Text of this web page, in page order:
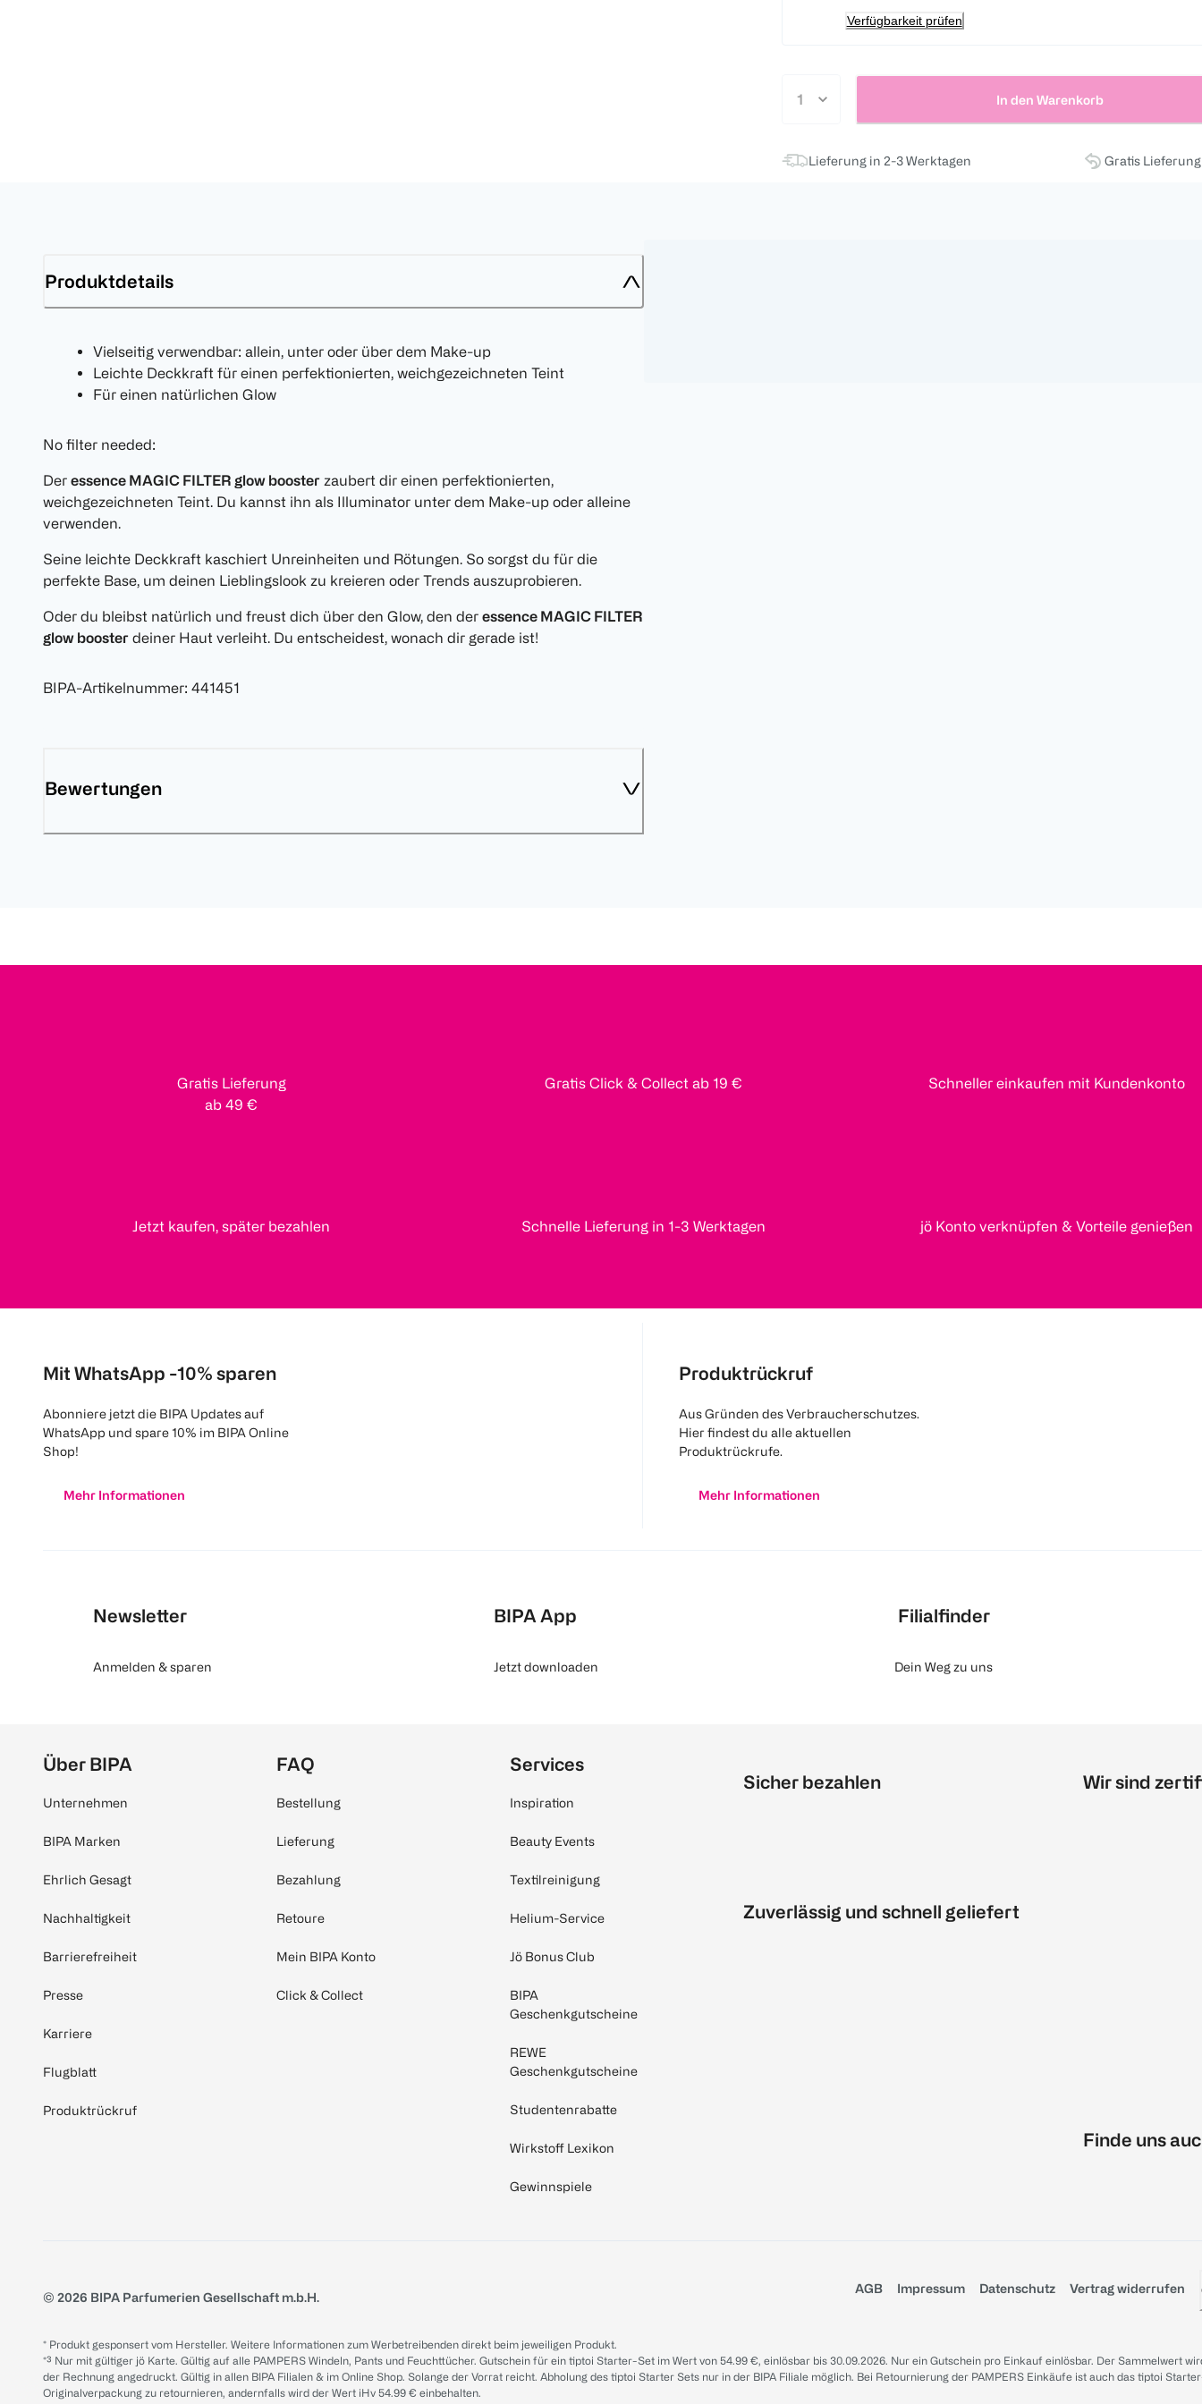
Verfügbarkeit prüfen
In den Warenkorb
Lieferung in 2-3 Werktagen Gratis
Produktdetails
Vielseitig verwendbar: allein, unter oder über dem Make-up
Leichte Deckkraft für einen perfektionierten, weichgezeichneten Teint
Für einen natürlichen Glow
No filter needed:
Der essence MAGIC FILTER glow booster zaubert dir einen perfektionierten,
weichgezeichneten Teint. Du kannst ihn als Illuminator unter dem Make-up oder alleine
verwenden.
Seine leichte Deckkraft kaschiert Unreinheiten und Rötungen. So sorgst du für die
perfekte Base, um deinen Lieblingslook zu kreieren oder Trends auszuprobieren.
Oder du bleibst natürlich und freust dich über den Glow, den der essence MAGIC FILTER
glow booster deiner Haut verleiht. Du entscheidest, wonach dir gerade ist!
BIPA-Artikelnummer: 441451
Bewertungen
Gratis Lieferung
ab 49 €
Gratis Click & Collect ab 19 € Schneller einkaufen mit Kundenkonto
Jetzt kaufen, später bezahlen Schnelle Lieferung in 1-3 Werktagen jö Konto verknüpfen & Vorteile genießen
Mit WhatsApp -10% sparen
Abonniere jetzt die BIPA Updates auf
WhatsApp und spare 10% im BIPA Online
Shop!
Mehr Informationen
Produktrückruf
Aus Gründen des Verbraucherschutzes.
Hier findest du alle aktuellen
Produktrückrufe.
Mehr Informationen
Newsletter
Anmelden & sparen
BIPA App
Jetzt downloaden
Filialfinder
Dein Weg zu uns
Über BIPA
Unternehmen
BIPA Marken
Ehrlich Gesagt
Nachhaltigkeit
Barrierefreiheit
Presse
Karriere
Flugblatt
Produktrückruf
FAQ
Bestellung
Lieferung
Bezahlung
Retoure
Mein BIPA Konto
Click & Collect
Services
Inspiration
Beauty Events
Textilreinigung
Helium-Service
Jö Bonus Club
BIPA
Geschenkgutscheine
REWE
Geschenkgutscheine
Studentenrabatte
Wirkstoff Lexikon
Gewinnspiele
Sicher bezahlen
Zuverlässig und schnell geliefert
Wir sind
Finde uns
© 2026 BIPA Parfumerien Gesellschaft m.b.H.
AGB Impressum Datenschutz Vertrag widerrufen
* Produkt gesponsert vom Hersteller. Weitere Informationen zum Werbetreibenden direkt beim jeweiligen Produkt.
*³ Nur mit gültiger jö Karte. Gültig auf alle PAMPERS Windeln, Pants und Feuchttücher. Gutschein für ein tiptoi Starter-Set im Wert von 54.99 €, einlösbar bis 30.09.2026. Nur ein Gutschein pro Einkauf einlösbar. Der Sammelwert
der Rechnung angedruckt. Gültig in allen BIPA Filialen & im Online Shop. Solange der Vorrat reicht. Abholung des tiptoi Starter Sets nur in der BIPA Filiale möglich. Bei Retournierung der PAMPERS Einkäufe ist auch das tiptoi
Originalverpackung zu retournieren, andernfalls wird der Wert iHv 54.99 € einbehalten.